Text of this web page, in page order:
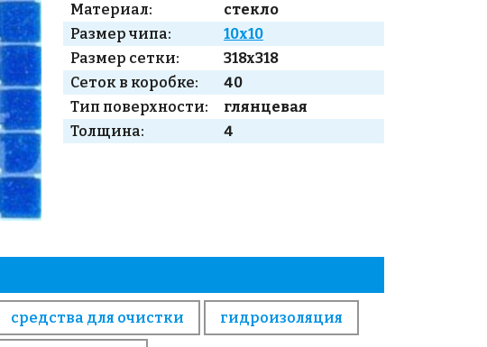
Материал:
стекло
Размер чипа:
10x10
Размер сетки:
318x318
Сеток в коробке:
40
Тип поверхности:
глянцевая
Толщина:
4
средства для очистки гидроизоляция